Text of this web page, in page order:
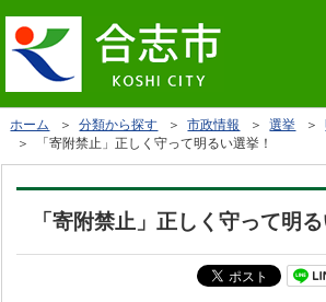
ホーム ＞分類から探す ＞市政情報 ＞選挙 ＞
＞ 「寄附禁止」正しく守って明るい選挙！
「寄附禁止」正しく守って明る